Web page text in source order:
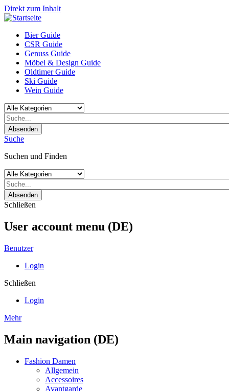
Direkt zum Inhalt
Bier Guide
CSR Guide
Genuss Guide
Möbel & Design Guide
Oldtimer Guide
Ski Guide
Wein Guide
Absenden
Suche
Suchen und Finden
Absenden
Schließen
User account menu (DE)
Benutzer
Login
Schließen
Login
Mehr
Main navigation (DE)
Fashion Damen
Allgemein
Accessoires
Avantgarde